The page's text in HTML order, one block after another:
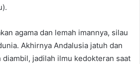
agama dan lemah imannya, silau
Akhirnya Andalusia jatuh dan
diambil, jadilah ilmu kedokteran saat